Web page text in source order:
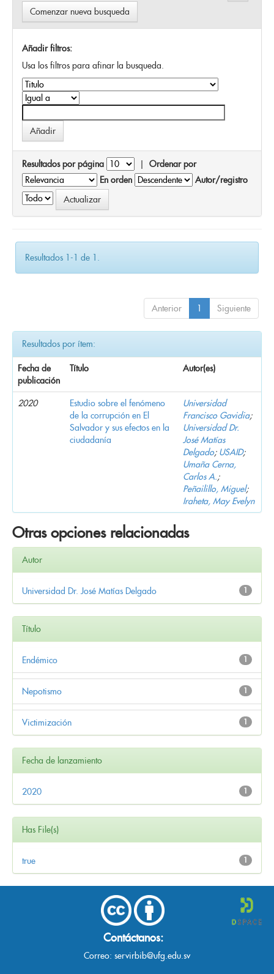
Comenzar nueva busqueda
Añadir filtros:
Usa los filtros para afinar la busqueda.
Resultados por página | Ordenar por
En orden
Autor/registro
Resultados 1-1 de 1.
Anterior 1 Siguiente
Resultados por ítem:
Fecha de
publicación
Título Autor(es)
2020
Estudio sobre el fenómeno
de la corrupción en El
Salvador y sus efectos en la
ciudadanía
Universidad
Francisco Gavidia;
Universidad Dr.
José Matías
Delgado; USAID;
Umaña Cerna,
Carlos A.;
Peñailillo, Miguel;
Iraheta, May Evelyn
Otras opciones relacionadas
Autor
1
Universidad Dr. José Matías Delgado
Título
1
Endémico
1
Nepotismo
1
Victimización
Fecha de lanzamiento
1
2020
Has File(s)
1
true
Contáctanos:
Correo: servirbib@ufg.edu.sv